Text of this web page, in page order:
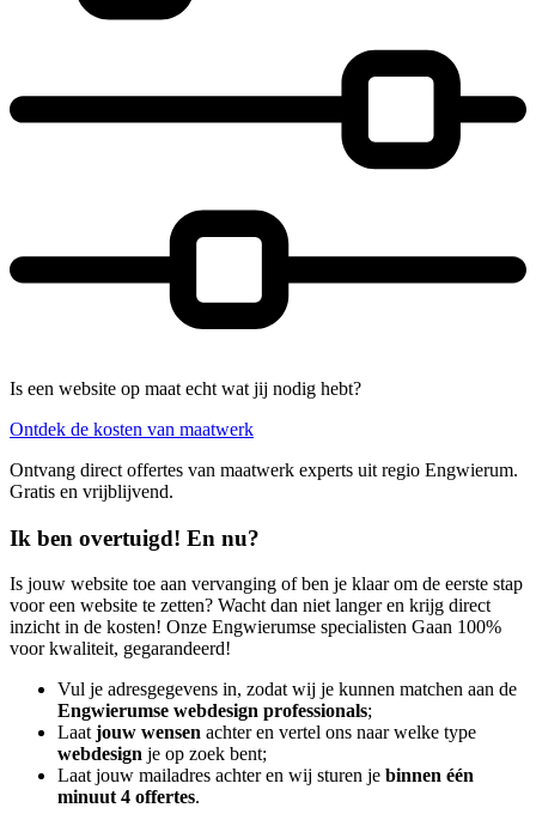
Is een website op maat echt wat jij nodig hebt?
Ontdek de kosten van maatwerk
Ontvang direct offertes van maatwerk experts uit regio Engwierum.
Gratis en vrijblijvend.
Ik ben overtuigd! En nu?
Is jouw website toe aan vervanging of ben je klaar om de eerste stap
voor een website te zetten? Wacht dan niet langer en krijg direct
inzicht in de kosten! Onze Engwierumse specialisten Gaan 100%
voor kwaliteit, gegarandeerd!
Vul je adresgegevens in, zodat wij je kunnen matchen aan de
Engwierumse webdesign professionals;
Laat jouw wensen achter en vertel ons naar welke type
webdesign je op zoek bent;
Laat jouw mailadres achter en wij sturen je binnen één
minuut 4 offertes.